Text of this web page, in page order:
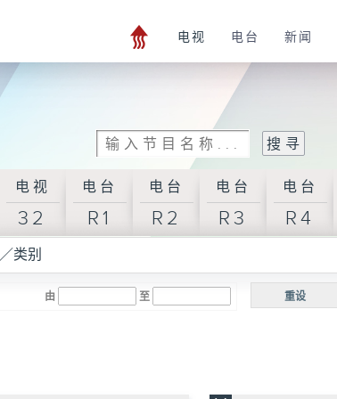
电视 电台 新闻
电视
32
电台
R1
电台
R2
电台
R3
电台
R4
类别
由 至 重设